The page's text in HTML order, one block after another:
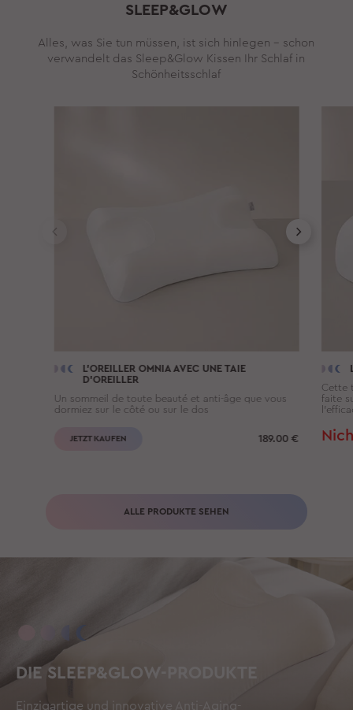
SLEEP&GLOW
Alles, was Sie tun müssen, ist sich hinlegen – schon
verwandelt das Sleep&Glow Kissen Ihr Schlaf in
Schönheitsschlaf
L'OREILLER OMNIA AVEC UNE TAIE
D'OREILLER
Un sommeil de toute beauté et anti-âge que vous
dormiez sur le côté ou sur le dos
JETZT KAUFEN 189.00 €
Cette
faite
ALLE PRODUKTE SEHEN
DIE SLEEP&GLOW-PRODUKTE
Einzigartige und innovative Anti-Aging-